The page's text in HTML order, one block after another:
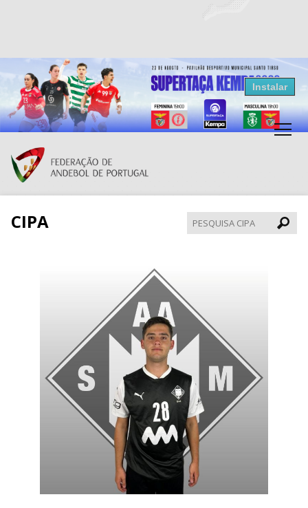
Resultados Andebol
Federação de Andebol de Portugal
Grátis - Disponivel na Play Store
Instalar
CIPA
CIPA